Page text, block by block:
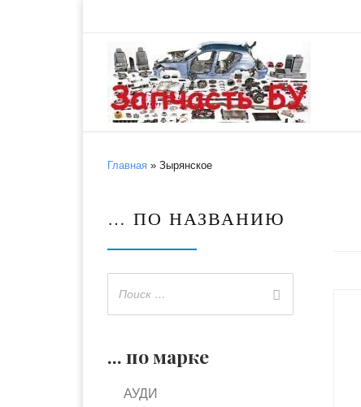
Главная » Зырянское
… ПО НАЗВАНИЮ
... по марке
АУДИ